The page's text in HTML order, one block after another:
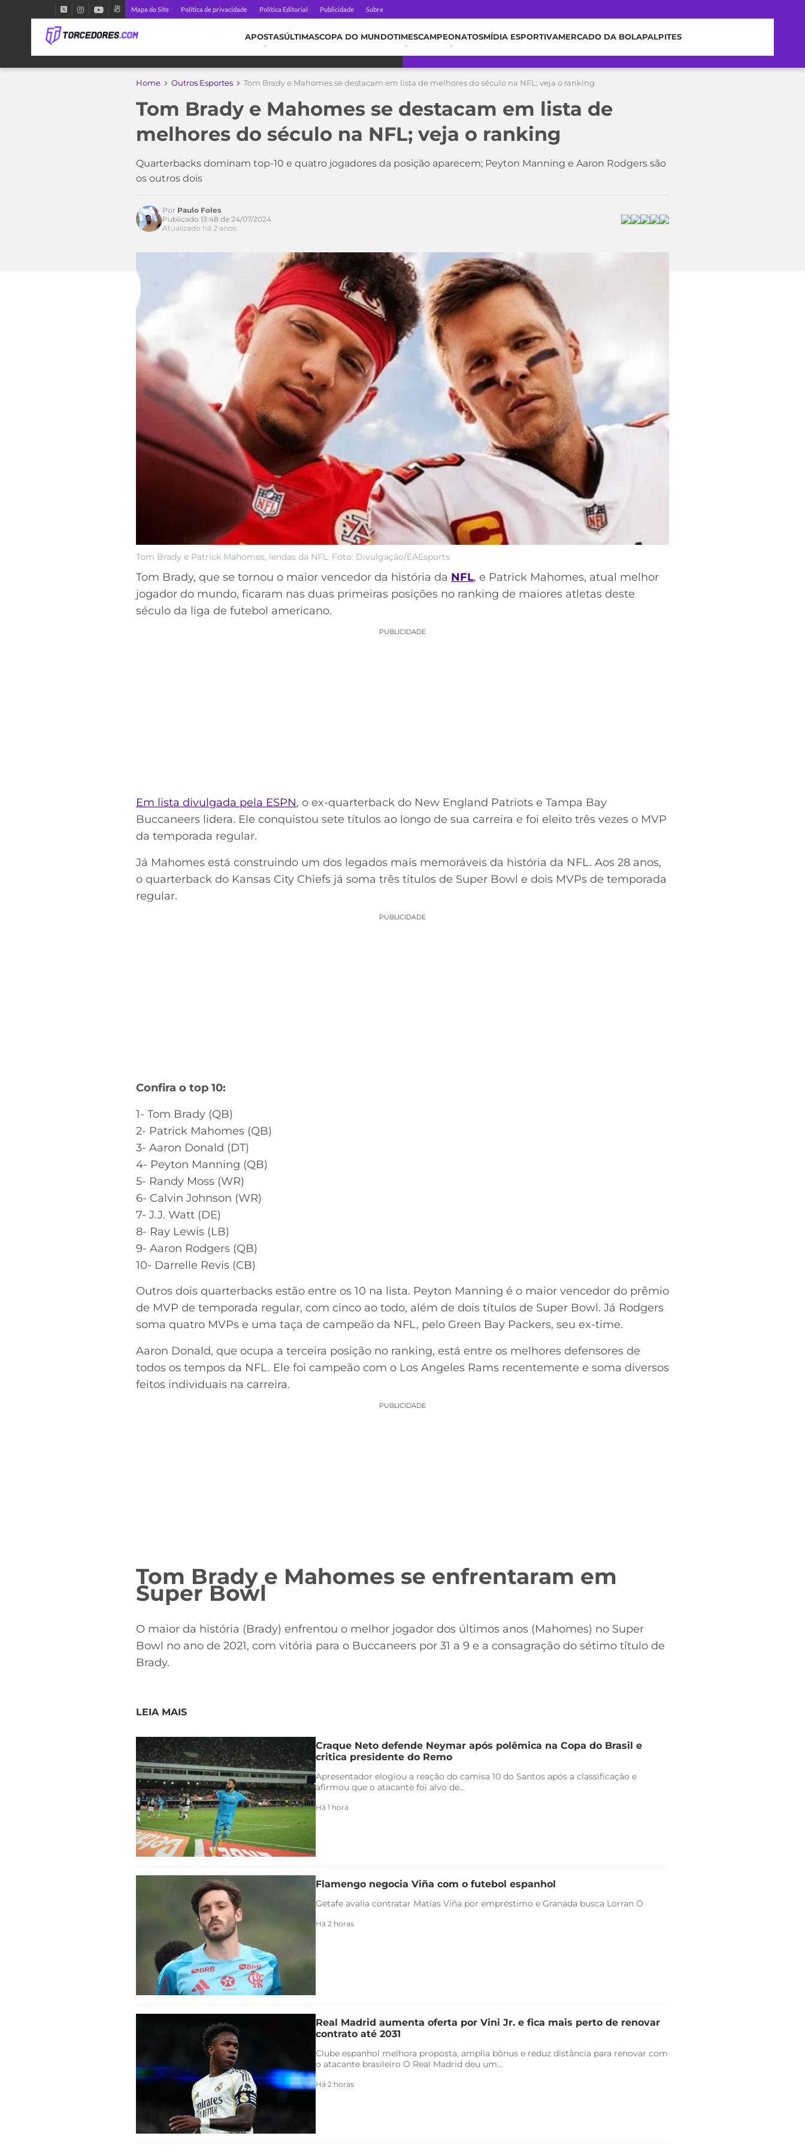
Mapa do Site Política de privacidade Política Editorial Publicidade Sobre
APOSTASÚLTIMASCOPA DO MUNDOTIMESCAMPEONATOSMÍDIA ESPORTIVAMERCADO DA BOLAPALPITES
Home Outros Esportes Tom Brady e Mahomes se destacam em lista de melhores do século na NFL; veja o ranking
Tom Brady e Mahomes se destacam em lista de
melhores do século na NFL; veja o ranking
Quarterbacks dominam top-10 e quatro jogadores da posição aparecem; Peyton Manning e Aaron Rodgers são
os outros dois
Acesse o perfil do autor Por Paulo Foles
Publicado 13:48 de 24/07/2024
Atualizado há 2 anos
Tom Brady e Patrick Mahomes, lendas da NFL. Foto: Divulgação/EAEsports
Tom Brady, que se tornou o maior vencedor da história da NFL, e Patrick Mahomes, atual melhor
jogador do mundo, ficaram nas duas primeiras posições no ranking de maiores atletas deste
século da liga de futebol americano.
PUBLICIDADE
Em lista divulgada pela ESPN, o ex-quarterback do New England Patriots e Tampa Bay
Buccaneers lidera. Ele conquistou sete títulos ao longo de sua carreira e foi eleito três vezes o MVP
da temporada regular.
Já Mahomes está construindo um dos legados mais memoráveis da história da NFL. Aos 28 anos,
o quarterback do Kansas City Chiefs já soma três títulos de Super Bowl e dois MVPs de temporada
regular.
PUBLICIDADE
Confira o top 10:
1- Tom Brady (QB)
2- Patrick Mahomes (QB)
3- Aaron Donald (DT)
4- Peyton Manning (QB)
5- Randy Moss (WR)
6- Calvin Johnson (WR)
7- J.J. Watt (DE)
8- Ray Lewis (LB)
9- Aaron Rodgers (QB)
10- Darrelle Revis (CB)
Outros dois quarterbacks estão entre os 10 na lista. Peyton Manning é o maior vencedor do prêmio
de MVP de temporada regular, com cinco ao todo, além de dois títulos de Super Bowl. Já Rodgers
soma quatro MVPs e uma taça de campeão da NFL, pelo Green Bay Packers, seu ex-time.
Aaron Donald, que ocupa a terceira posição no ranking, está entre os melhores defensores de
todos os tempos da NFL. Ele foi campeão com o Los Angeles Rams recentemente e soma diversos
feitos individuais na carreira.
PUBLICIDADE
Tom Brady e Mahomes se enfrentaram em
Super Bowl
O maior da história (Brady) enfrentou o melhor jogador dos últimos anos (Mahomes) no Super
Bowl no ano de 2021, com vitória para o Buccaneers por 31 a 9 e a consagração do sétimo título de
Brady.
LEIA MAIS
Craque Neto defende Neymar após polêmica na Copa do Brasil e
critica presidente do Remo
Apresentador elogiou a reação do camisa 10 do Santos após a classificação e
afirmou que o atacante foi alvo de...
Há 1 hora
Flamengo negocia Viña com o futebol espanhol
Getafe avalia contratar Matías Viña por empréstimo e Granada busca Lorran O
Há 2 horas
Real Madrid aumenta oferta por Vini Jr. e fica mais perto de renovar
contrato até 2031
Clube espanhol melhora proposta, amplia bônus e reduz distância para renovar com
o atacante brasileiro O Real Madrid deu um...
Há 2 horas